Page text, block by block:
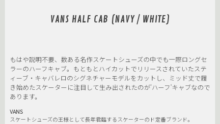
VANS HALF CAB (NAVY / WHITE)
もはや説明不要、数ある名作スケートシューズの中でも一際ロングセ
ラーのハーフキャブ。もともとハイカットでリリースされていたステ
ィーブ・キャバレロのシグネチャーモデルをカットし、ミッド丈で履
き始めたスケーターに注目して生み出されたのが'ハーフ'キャブなので
あります。
VANS
スケートシューズの王様として長年君臨するスケーターのド定番ブランド。